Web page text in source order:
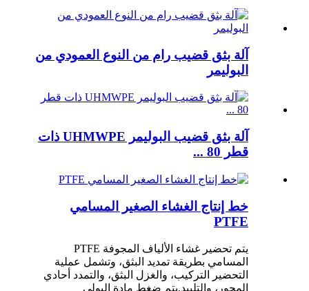
آلة بثق قضيب رام من النوع العمودي من
البوليمر
آلة بثق قضيب البوليمر UHMWPE ذات
قطر 80 ...
خط إنتاج الغشاء الصغير المسامي
PTFE
يتم تحضير غشاء الألياف المجوفة PTFE
المسامي بطريقة تمديد البثق، وتشمل عملية
التحضير التركيب، والغزل البثق، والتمدد أحادي
المحور، والتلبيد.يتم ضغط مادة البولي